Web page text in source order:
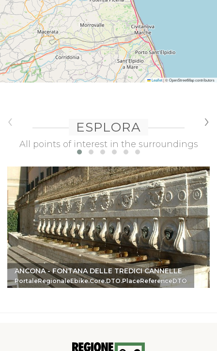
Leaflet|© OpenStreetMap contributors
ESPLORA
All points of interest in the surroundings
ANCONA - FONTANA DELLE TREDICI CANNELLE
PortaleRegionaleEbike.Core.DTO.PlaceReferenceDTO
‹ ›